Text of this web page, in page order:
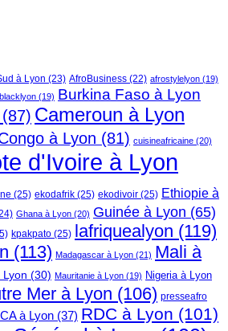
à Lyon (23) AfroBusiness (22) afrostylelyon (19)
blacklyon (19) Burkina Faso à Lyon
(87) Cameroun à Lyon
à Lyon (81) cuisineafricaine (20)
d'Ivoire à Lyon
(25) ekodafrik (25) ekodivoir (25) Ethiopie à
Ghana à Lyon (20) Guinée à Lyon (65)
kpakpato (25) lafriquealyon (119)
(113) Madagascar à Lyon (21) Mali à
Lyon (30) Mauritanie à Lyon (19) Nigeria à Lyon
Mer à Lyon (106) presseafro
à Lyon (37) RDC à Lyon (101)